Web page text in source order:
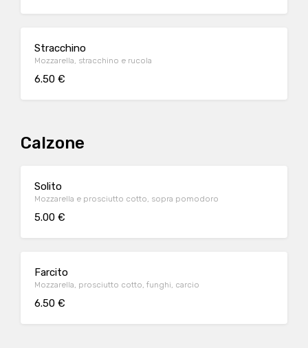
Stracchino
Mozzarella, stracchino e rucola
6.50 €
Calzone
Solito
Mozzarella e prosciutto cotto, sopra pomodoro
5.00 €
Farcito
Mozzarella, prosciutto cotto, funghi, carcio
6.50 €